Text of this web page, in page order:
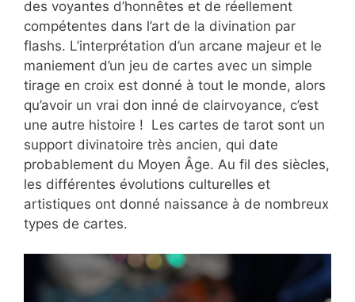
des voyantes d’honnêtes et de réellement
compétentes dans l’art de la divination par
flashs. L’interprétation d’un arcane majeur et le
maniement d’un jeu de cartes avec un simple
tirage en croix est donné à tout le monde, alors
qu’avoir un vrai don inné de clairvoyance, c’est
une autre histoire ! Les cartes de tarot sont un
support divinatoire très ancien, qui date
probablement du Moyen Âge. Au fil des siècles,
les différentes évolutions culturelles et
artistiques ont donné naissance à de nombreux
types de cartes.